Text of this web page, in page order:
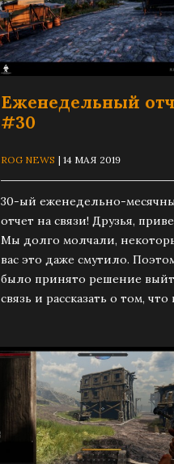
Еженедельный
#30
ROG NEWS | 14 МАЯ 2019
30-ый еженедельно-
отчет на связи! Друзья,
Мы долго молчали,
вас это даже смутило.
было принято решение
связь и рассказать о том, что